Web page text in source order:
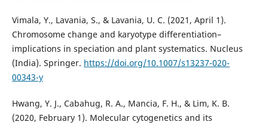
Vimala, Y., Lavania, S., & Lavania, U. C. (2021, April 1).
Chromosome change and karyotype differentiation–
implications in speciation and plant systematics. Nucleus
(India). Springer. https://doi.org/10.1007/s13237-020-
00343-y
Hwang, Y. J., Cabahug, R. A., Mancia, F. H., & Lim, K. B.
(2020, February 1). Molecular cytogenetics and its